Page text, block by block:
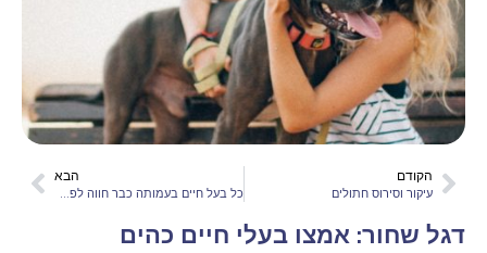
הקודם
עיקור וסירוס חתולים
הבא
כל בעל חיים בעמותה כבר חווה לפחות נטישה אחת
דגל שחור: אמצו בעלי חיים כהים